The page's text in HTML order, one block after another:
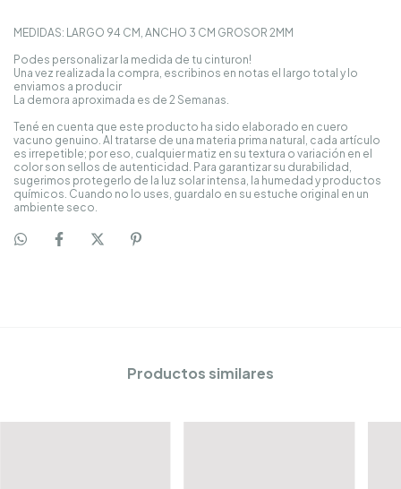
MEDIDAS: LARGO 94 CM, ANCHO 3 CM GROSOR 2MM
Podes personalizar la medida de tu cinturon!
Una vez realizada la compra, escribinos en notas el largo total y lo
enviamos a producir
La demora aproximada es de 2 Semanas.
Tené en cuenta que este producto ha sido elaborado en cuero
vacuno genuino. Al tratarse de una materia prima natural, cada artículo
es irrepetible; por eso, cualquier matiz en su textura o variación en el
color son sellos de autenticidad. Para garantizar su durabilidad,
sugerimos protegerlo de la luz solar intensa, la humedad y productos
químicos. Cuando no lo uses, guardalo en su estuche original en un
ambiente seco.
Productos similares